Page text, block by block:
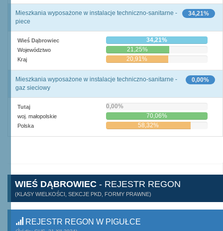
34,21%
Mieszkania wyposażone w instalacje techniczno-sanitarne -
piece
Wieś Dąbrowiec 34,21%
Województwo 21,25%
Kraj 20,91%
0,00%
Mieszkania wyposażone w instalacje techniczno-sanitarne -
gaz sieciowy
Tutaj 0,00%
woj. małopolskie 70,06%
Polska 58,32%
WIEŚ DĄBROWIEC - REJESTR REGON
(KLASY WIELKOŚCI, SEKCJE PKD, FORMY PRAWNE)
REJESTR REGON W PIGUŁCE